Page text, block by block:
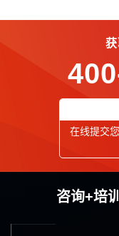
在线提交
咨询+培